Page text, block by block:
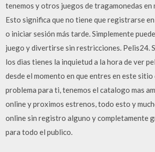
tenemos y otros juegos de tragamonedas
Esto significa que no tiene que registrarse
o iniciar sesión más tarde. Simplemente
juego y divertirse sin restricciones. Pelis24.
los dias tienes la inquietud a la hora de ver
desde el momento en que entres en este sitio
problema para ti, tenemos el catalogo mas
online y proximos estrenos, todo esto y
online sin registro alguno y completamente
para todo el publico.